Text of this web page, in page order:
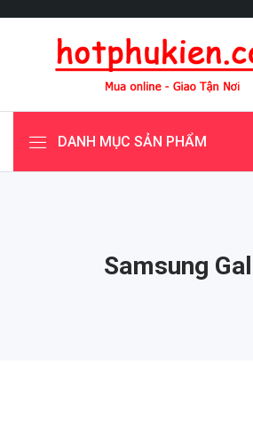
DANH MỤC SẢN PHẨM
Samsung